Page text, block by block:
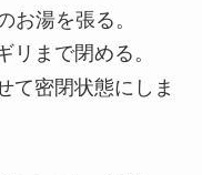
湯を張る。
リまで閉める。
て密閉状態にしま